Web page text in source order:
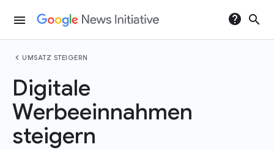
menu help search
chevron_left UMSATZ STEIGERN
Digitale
Werbeeinnahmen
steigern